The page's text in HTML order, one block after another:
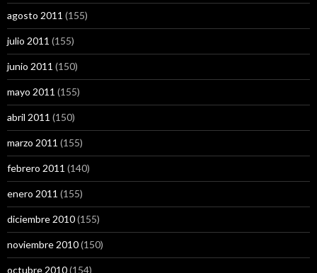
agosto 2011 (155)
julio 2011 (155)
junio 2011 (150)
mayo 2011 (155)
abril 2011 (150)
marzo 2011 (155)
febrero 2011 (140)
enero 2011 (155)
diciembre 2010(155)
noviembre 2010(150)
octubre 2010(154)